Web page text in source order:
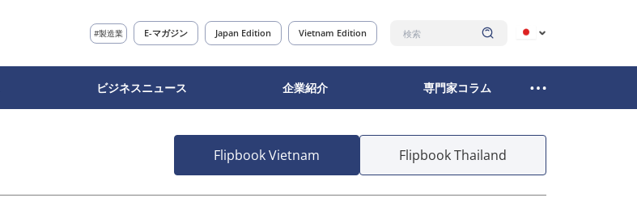
#製造業 E-マガジン Japan Edition Vietnam Edition
ビジネスニュース 企業紹介 専門家コラム
Flipbook Vietnam Flipbook Thailand